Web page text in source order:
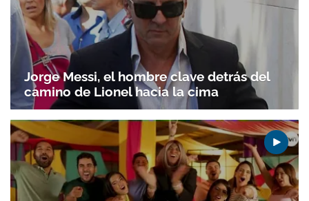
Jorge Messi, el hombre clave detrás del
camino de Lionel hacia la cima